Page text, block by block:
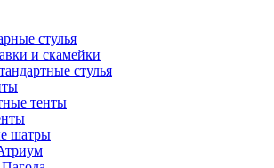
стулья
и скамейки
стулья
тенты
шатры